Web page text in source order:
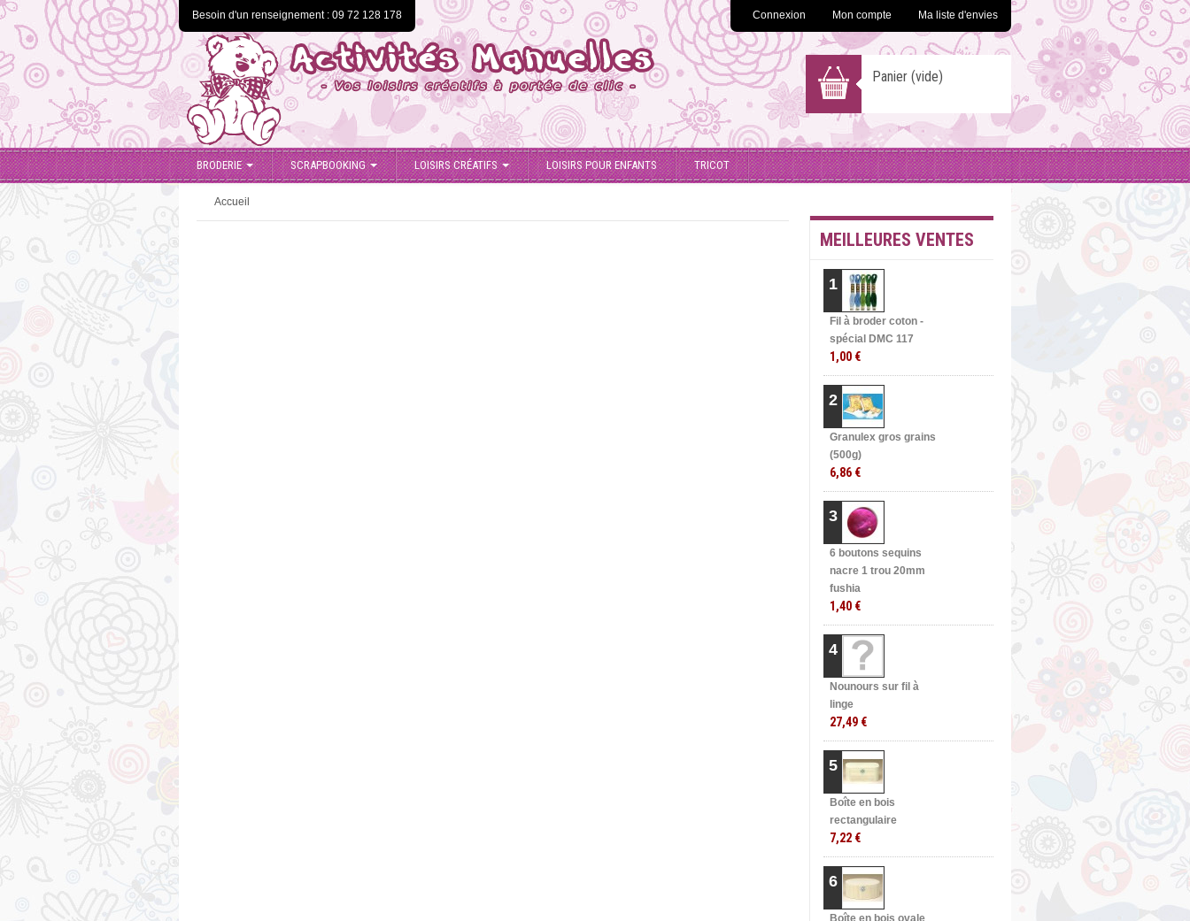
Besoin d'un renseignement : 09 72 128 178 Connexion Mon compte Ma liste d'envies
Panier (vide)
BRODERIE SCRAPBOOKING LOISIRS CRÉATIFS LOISIRS POUR ENFANTS TRICOT
Accueil
MEILLEURES VENTES
1
Fil à broder coton -
spécial DMC 117
1,00 €
2
Granulex gros grains
(500g)
6,86 €
3
6 boutons sequins
nacre 1 trou 20mm
fushia
1,40 €
4
Nounours sur fil à
linge
27,49 €
5
Boîte en bois
rectangulaire
7,22 €
6
Boîte en bois ovale